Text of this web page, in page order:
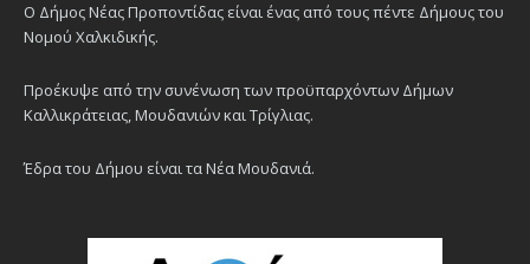
Ο Δήμος Νέας Προποντίδας είναι ένας από τους πέντε Δήμους του
Νομού Χαλκιδικής.
Προέκυψε από την συνένωση των προϋπαρχόντων Δήμων
Καλλικράτειας, Μουδανιών και Τρίγλιας.
Έδρα του Δήμου είναι τα Νέα Μουδανιά.